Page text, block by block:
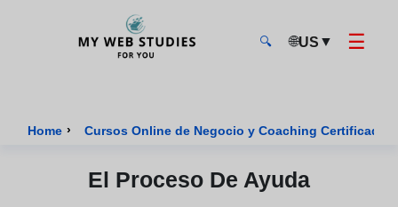
🔍 🌐US ▼ ☰
Home › Cursos Online de Negocio y Coaching Certificados
El Proceso De Ayuda